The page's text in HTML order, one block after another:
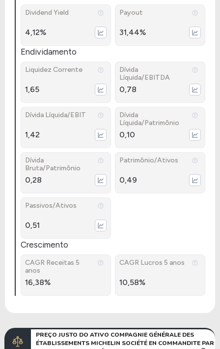
Dividend Yield
4,12%
Payout
31,44%
Endividamento
Liquidez Corrente
1,65
Dívida
Líquida/EBITDA
0,78
Dívida Líquida/EBIT
1,42
Dívida
Líquida/Patrimônio
0,10
Dívida
Bruta/Patrimônio
0,28
Patrimônio/Ativos
0,49
Passivos/Ativos
0,51
Crescimento
CAGR Receitas 5
anos
16,38%
CAGR Lucros 5 anos
10,58%
PREÇO JUSTO DO ATIVO COMPAGNIE GÉNÉRALE DES
ÉTABLISSEMENTS MICHELIN SOCIÉTÉ EN COMMANDITE PAR